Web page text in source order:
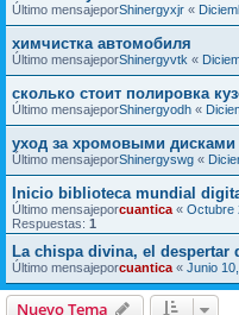
Último mensajeporShinergyxjr «
химчистка автомобиля
Último mensajeporShinergyvtk «
сколько стоит полировка
Último mensajeporShinergyodh «
уход за хромовыми дисками
Último mensajeporShinergyswg «
Inicio biblioteca mundial
Último mensajeporcuantica « Octubre
Respuestas: 1
La chispa divina, el despertar
Último mensajeporcuantica « Junio
Nuevo Tema